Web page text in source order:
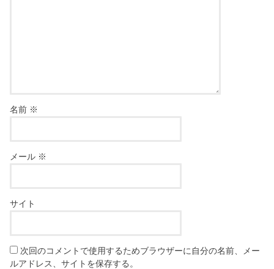
名前 ※
メール ※
サイト
次回のコメントで使用するためブラウザーに自分の名前、メー
ルアドレス、サイトを保存する。